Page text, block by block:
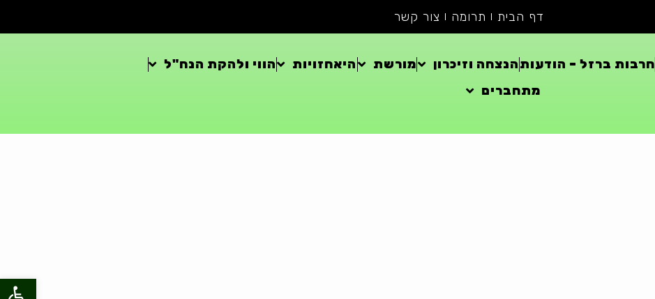
פתח
דף הבית תרומה צור קשר
חרבות ברזל – הודעותהנצחה וזיכרון מורשת היאחזויות
הווי ולהקת הנח"ל
מתחברים